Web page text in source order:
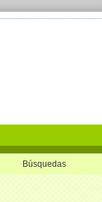
Búsquedas